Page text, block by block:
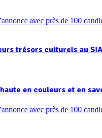
trésors culturels au
en couleurs et en